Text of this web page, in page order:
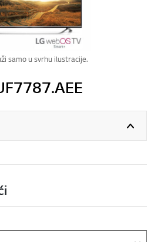
samo u svrhu ilustracije.